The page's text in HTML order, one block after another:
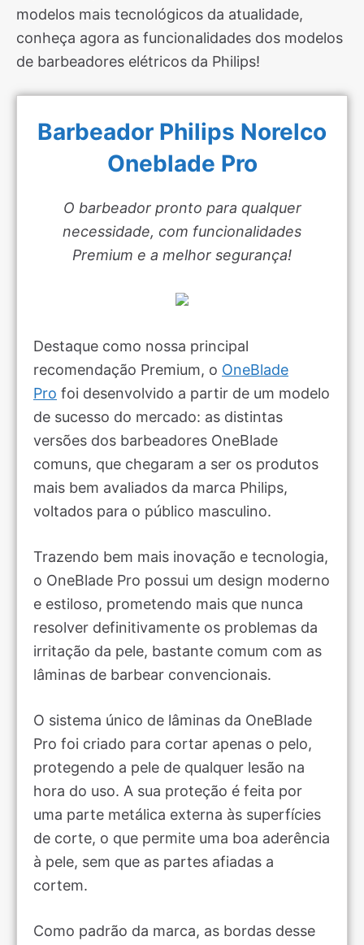
modelos mais tecnológicos da atualidade,
conheça agora as funcionalidades dos modelos
de barbeadores elétricos da Philips!
Barbeador Philips Norelco
Oneblade Pro
O barbeador pronto para qualquer
necessidade, com funcionalidades
Premium e a melhor segurança!
Destaque como nossa principal
recomendação Premium, o OneBlade
Pro foi desenvolvido a partir de um modelo
de sucesso do mercado: as distintas
versões dos barbeadores OneBlade
comuns, que chegaram a ser os produtos
mais bem avaliados da marca Philips,
voltados para o público masculino.
Trazendo bem mais inovação e tecnologia,
o OneBlade Pro possui um design moderno
e estiloso, prometendo mais que nunca
resolver definitivamente os problemas da
irritação da pele, bastante comum com as
lâminas de barbear convencionais.
O sistema único de lâminas da OneBlade
Pro foi criado para cortar apenas o pelo,
protegendo a pele de qualquer lesão na
hora do uso. A sua proteção é feita por
uma parte metálica externa às superfícies
de corte, o que permite uma boa aderência
à pele, sem que as partes afiadas a
cortem.
Como padrão da marca, as bordas desse